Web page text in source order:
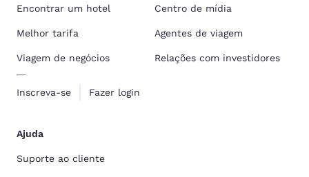
Encontrar um hotel
Melhor tarifa
Viagem de negócios
Inscreva-se Fazer login
Centro de mídia
Agentes de viagem
Relações com investidores
Ajuda
Suporte ao cliente